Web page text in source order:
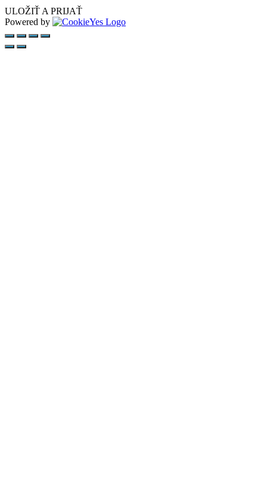
ULOŽIŤ A PRIJAŤ
Powered by